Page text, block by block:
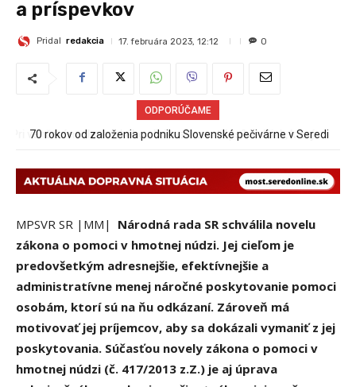
a príspevkov
Pridal redakcia 17. februára 2023, 12:12 0
ODPORÚČAME
70 rokov od založenia podniku Slovenské pečivárne v Seredi
MPSVR SR |MM| Národná rada SR schválila novelu
zákona o pomoci v hmotnej núdzi. Jej cieľom je
predovšetkým adresnejšie, efektívnejšie a
administratívne menej náročné poskytovanie pomoci
osobám, ktorí sú na ňu odkázaní. Zároveň má
motivovať jej príjemcov, aby sa dokázali vymaniť z jej
poskytovania. Súčasťou novely zákona o pomoci v
hmotnej núdzi (č. 417/2013 z.Z.) je aj úprava